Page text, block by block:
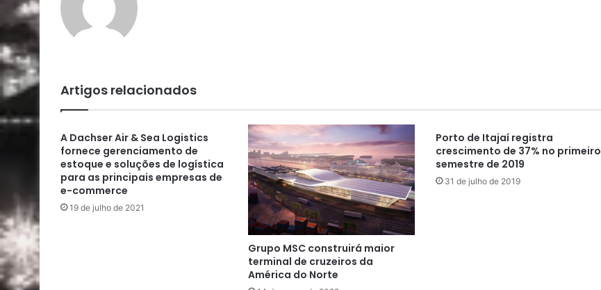
Artigos relacionados
A Dachser Air & Sea Logistics
fornece gerenciamento de
estoque e soluções de logística
para as principais empresas de
e-commerce
19 de julho de 2021
Grupo MSC construirá maior
terminal de cruzeiros da
América do Norte
Porto de Itajaí registra
crescimento de 37% no primeiro
semestre de 2019
31 de julho de 2019